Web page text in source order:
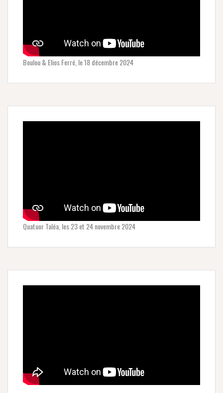
Boulou & Elios Ferré, le 18 décembre 2024
Quatuor Taléa, les 23 et 24 novembre 2024